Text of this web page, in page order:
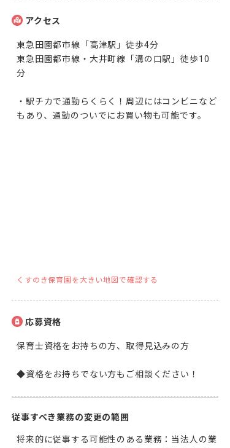
アクセス
東急田園都市線「高津駅」徒歩4分
東急田園都市線・大井町線「溝の口駅」徒歩10
分
・駅チカで通勤らくらく！周辺にはコンビニなど
もあり、通勤のついでにお買い物も可能です。
くすのき保育園を大きい地図で確認する
応募資格
保育士資格をお持ちの方、取得見込みの方
◆資格をお持ちでない方もご相談ください！
従事すべき業務の変更の範囲
将来的に従事する可能性のある業務：当法人の業